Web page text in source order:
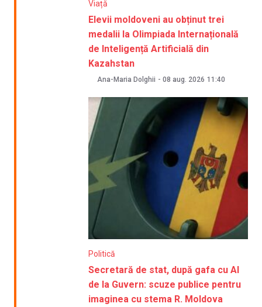
Viață
Elevii moldoveni au obținut trei
medalii la Olimpiada Internațională
de Inteligență Artificială din
Kazahstan
Ana-Maria Dolghii - 08 aug. 2026 11:40
Politică
Secretară de stat, după gafa cu AI
de la Guvern: scuze publice pentru
imaginea cu stema R. Moldova